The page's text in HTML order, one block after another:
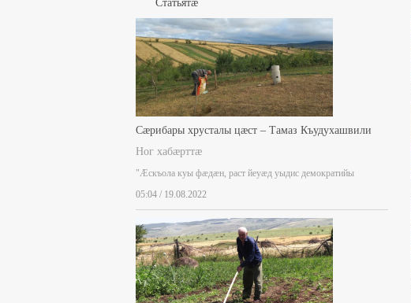
Статьятæ
Сæрибары хрусталы цæст – Тамаз Къудухашвили
Ног хабæрттæ
"Æскъола куы фæдæн, раст йеуæд уыдис демократийы
05:04 / 19.08.2022